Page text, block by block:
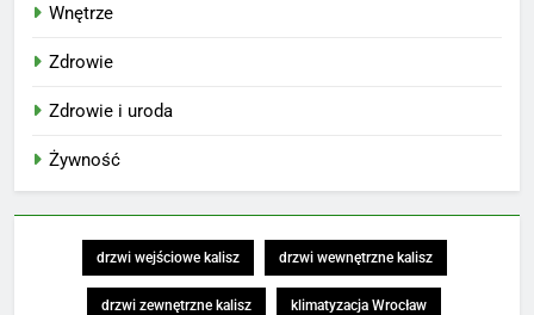
Wnętrze
Zdrowie
Zdrowie i uroda
Żywność
drzwi wejściowe kalisz drzwi wewnętrzne kalisz
drzwi zewnętrzne kalisz klimatyzacja Wrocław